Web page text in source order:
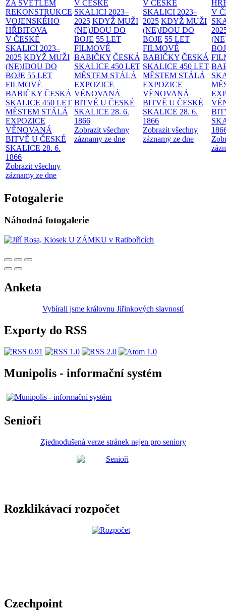
ZA SVĚTLEM
REKONSTRUKCE
VOJENSKÉHO
HŘBITOVA
V ČESKÉ
SKALICI 2023–
2025 KDYŽ MUŽI
(NE)JDOU DO
BOJE 55 LET
FILMOVÉ
BABIČKY ČESKÁ
SKALICE 450 LET
MĚSTEM STÁLÁ
EXPOZICE
VĚNOVANÁ
BITVĚ U ČESKÉ
SKALICE 28. 6.
1866
Zobrazit všechny
záznamy ze dne
V ČESKÉ
SKALICI 2023–
2025 KDYŽ MUŽI
(NE)JDOU DO
BOJE 55 LET
FILMOVÉ
BABIČKY ČESKÁ
SKALICE 450 LET
MĚSTEM STÁLÁ
EXPOZICE
VĚNOVANÁ
BITVĚ U ČESKÉ
SKALICE 28. 6.
1866
Zobrazit všechny
záznamy ze dne
V ČESKÉ
SKALICI 2023–
2025 KDYŽ MUŽI
(NE)JDOU DO
BOJE 55 LET
FILMOVÉ
BABIČKY ČESKÁ
SKALICE 450 LET
MĚSTEM STÁLÁ
EXPOZICE
VĚNOVANÁ
BITVĚ U ČESKÉ
SKALICE 28. 6.
1866
Zobrazit všechny
záznamy ze dne
V
Fotogalerie
Náhodná fotogalerie
Anketa
Vybírali jsme královnu Jiřinkových slavností
Exporty do RSS
Munipolis - informační systém
Senioři
Zjednodušená verze stránek nejen pro seniory
Rozklikávací rozpočet
Czechpoint